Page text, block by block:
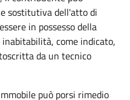
sostitutiva dell'atto di
in possesso della
come indicato,
da un tecnico
può porsi rimedio